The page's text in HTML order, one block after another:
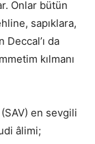
Onlar bütün
sapıklara,
da
kılmanı
en sevgili
âlimi;